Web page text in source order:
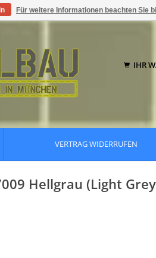
IHR
VERTRAG WIDERRUFEN
Hellgrau (Light
Für weitere Informationen beachten Sie